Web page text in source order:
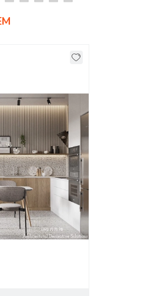
gỗ tạiDecoVietcó khả năng
chống cong vênh rất tốt và
độ tối đa. Vì vậy, đây được xem
lựa chọn thiết kế thi công tủ bếp
hợp lý.